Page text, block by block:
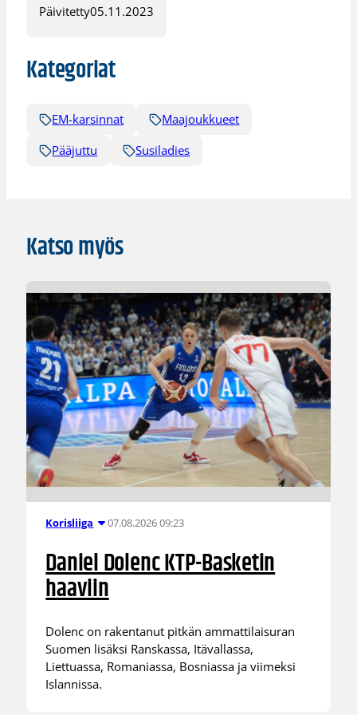
Päivitetty05.11.2023
Kategoriat
EM-karsinnat
Maajoukkueet
Pääjuttu
Susiladies
Katso myös
Korisliiga 07.08.2026 09:23
Daniel Dolenc KTP-Basketin
haaviin
Dolenc on rakentanut pitkän ammattilaisuran
Suomen lisäksi Ranskassa, Itävallassa,
Liettuassa, Romaniassa, Bosniassa ja viimeksi
Islannissa.